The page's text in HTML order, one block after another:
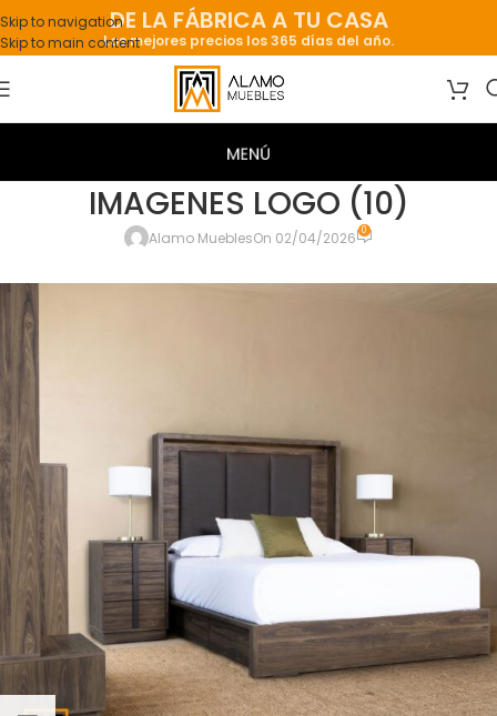
Skip to navigation
Skip to main content
DE LA FÁBRICA A TU CASA
Los mejores precios los 365 días del año.
IMAGENES LOGO (10)
Alamo MueblesOn 02/04/2026 0